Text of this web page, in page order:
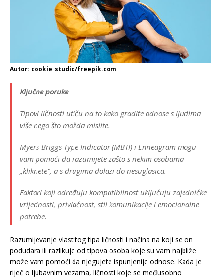
Autor: cookie_studio/freepik.com
Ključne poruke
Tipovi ličnosti utiču na to kako gradite odnose s ljudima
više nego što možda mislite.
Myers-Briggs Type Indicator (MBTI) i Enneagram mogu
vam pomoći da razumijete zašto s nekim osobama
„kliknete“, a s drugima dolazi do nesuglasica.
Faktori koji određuju kompatibilnost uključuju zajedničke
vrijednosti, privlačnost, stil komunikacije i emocionalne
potrebe.
Razumijevanje vlastitog tipa ličnosti i načina na koji se on
podudara ili razlikuje od tipova osoba koje su vam najbliže
može vam pomoći da njegujete ispunjenije odnose. Kada je
riječ o ljubavnim vezama, ličnosti koje se međusobno